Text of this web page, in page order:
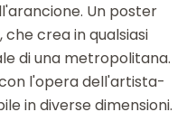
Un poster
crea in qualsiasi
di una metropolitana.
l'opera dell'artista-
in diverse dimensioni.